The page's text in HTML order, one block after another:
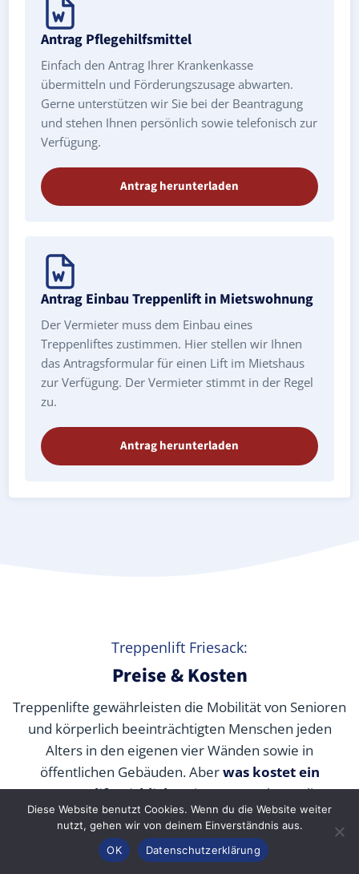
Antrag Pflegehilfsmittel
Einfach den Antrag Ihrer Krankenkasse
übermitteln und Förderungszusage abwarten.
Gerne unterstützen wir Sie bei der Beantragung
und stehen Ihnen persönlich sowie telefonisch zur
Verfügung.
Antrag herunterladen
Antrag Einbau Treppenlift in Mietswohnung
Der Vermieter muss dem Einbau eines
Treppenliftes zustimmen. Hier stellen wir Ihnen
das Antragsformular für einen Lift im Mietshaus
zur Verfügung. Der Vermieter stimmt in der Regel
zu.
Antrag herunterladen
Treppenlift Friesack:
Preise & Kosten
Treppenlifte gewährleisten die Mobilität von Senioren
und körperlich beeinträchtigten Menschen jeden
Alters in den eigenen vier Wänden sowie in
öffentlichen Gebäuden. Aberwas kostet ein
Treppenlift wirklich? Wir verraten Ihnen die
durchschnittlichen Preise unserer Fachpartner je nach
Modell und wie Sie die Kosten durch Zuschüsse,
Fördermittel und Alternativen senken können.
Konfigurator
Diese Website benutzt Cookies. Wenn du die Website weiter
nutzt, gehen wir von deinem Einverständnis aus.
OK
Datenschutzerklärung